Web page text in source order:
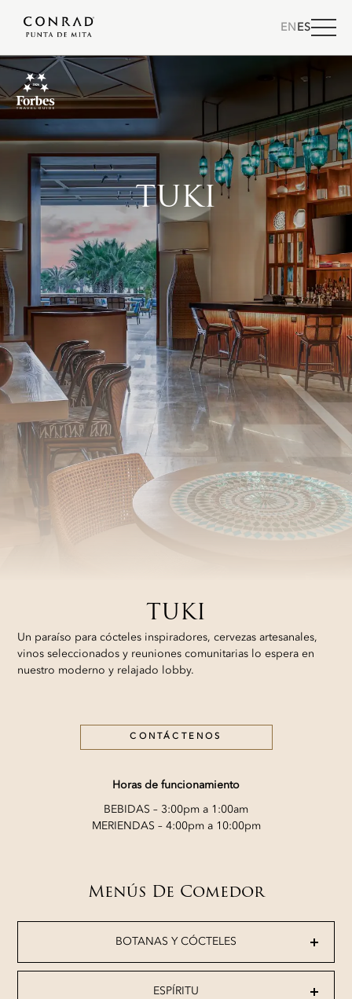
EN ES
TUKI
TUKI
Un paraíso para cócteles inspiradores, cervezas artesanales,
vinos seleccionados y reuniones comunitarias lo espera en
nuestro moderno y relajado lobby.
CONTÁCTENOS
Horas de funcionamiento
BEBIDAS – 3:00pm a 1:00am
MERIENDAS – 4:00pm a 10:00pm
Menús De Comedor
BOTANAS Y CÓCTELES
ESPÍRITU